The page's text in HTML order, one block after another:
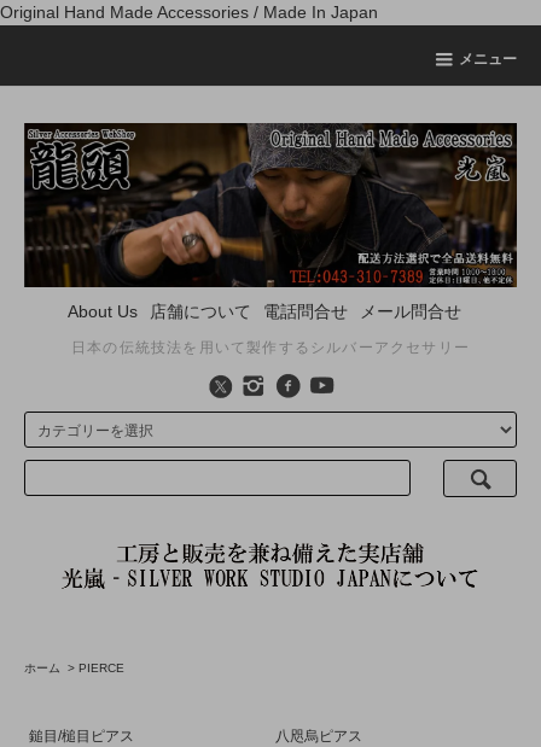
Original Hand Made Accessories / Made In Japan
メニュー
About Us 店舗について 電話問合せ メール問合せ
日本の伝統技法を用いて製作するシルバーアクセサリー
ホーム > PIERCE
鎚目/槌目ピアス
八咫烏ピアス